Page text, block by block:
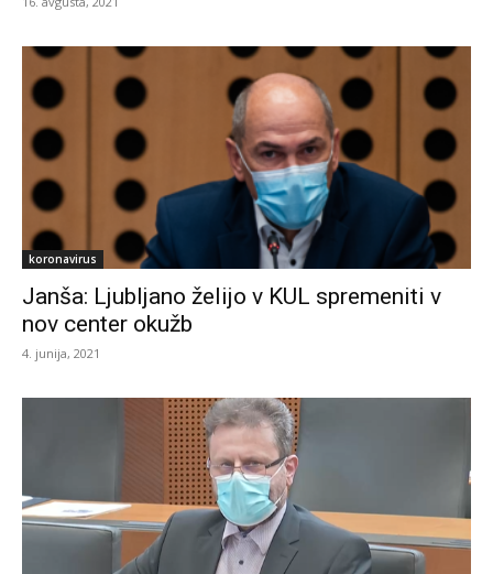
koronavirus
Janša: Ljubljano želijo v KUL spremeniti v
nov center okužb
4. junija, 2021